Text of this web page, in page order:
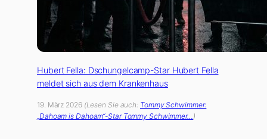
Hubert Fella: Dschungelcamp-Star Hubert Fella
meldet sich aus dem Krankenhaus
19. März 2026 (Lesen Sie auch: Tommy Schwimmer:
„Dahoam is Dahoam“-Star Tommy Schwimmer… )